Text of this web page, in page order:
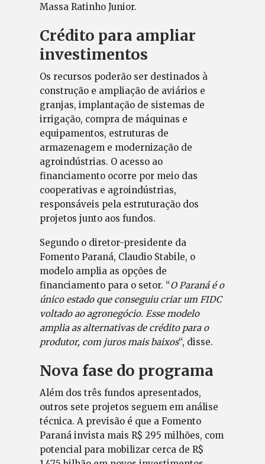
Massa Ratinho Junior.
Crédito para ampliar
investimentos
Os recursos poderão ser destinados à
construção e ampliação de aviários e
granjas, implantação de sistemas de
irrigação, compra de máquinas e
equipamentos, estruturas de
armazenagem e modernização de
agroindústrias. O acesso ao
financiamento ocorre por meio das
cooperativas e agroindústrias,
responsáveis pela estruturação dos
projetos junto aos fundos.
Segundo o diretor-presidente da
Fomento Paraná, Claudio Stabile, o
modelo amplia as opções de
financiamento para o setor. “O Paraná é o
único estado que conseguiu criar um FIDC
voltado ao agronegócio. Esse modelo
amplia as alternativas de crédito para o
produtor, com juros mais baixos“, disse.
Nova fase do programa
Além dos três fundos apresentados,
outros sete projetos seguem em análise
técnica. A previsão é que a Fomento
Paraná invista mais R$ 295 milhões, com
potencial para mobilizar cerca de R$